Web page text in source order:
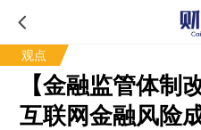
观点
【金融监管体制
互联网金融风险